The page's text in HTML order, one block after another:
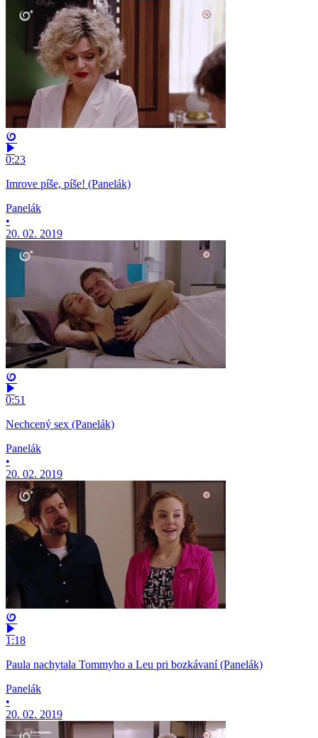
0:23
Imrove píše, píše! (Panelák)
Panelák
•
20. 02. 2019
0:51
Nechcený sex (Panelák)
Panelák
•
20. 02. 2019
1:18
Paula nachytala Tommyho a Leu pri bozkávaní (Panelák)
Panelák
•
20. 02. 2019